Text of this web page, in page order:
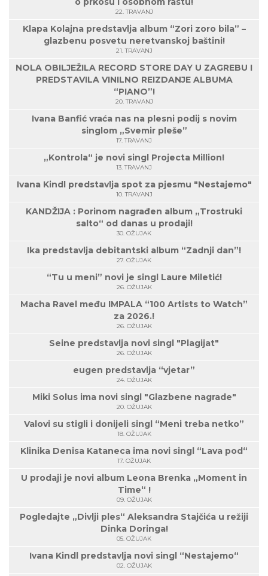
22. TRAVANJ
Klapa Kolajna predstavlja album “Zori zoro bila” –
glazbenu posvetu neretvanskoj baštini!
21. TRAVANJ
NOLA OBILJEŽILA RECORD STORE DAY U ZAGREBU I
PREDSTAVILA VINILNO REIZDANJE ALBUMA
“PIANO”!
20. TRAVANJ
Ivana Banfić vraća nas na plesni podij s novim
singlom „Svemir pleše”
17. TRAVANJ
„Kontrola“ je novi singl Projecta Million!
13. TRAVANJ
Ivana Kindl predstavlja spot za pjesmu "Nestajemo"
10. TRAVANJ
KANDŽIJA : Porinom nagrađen album „Trostruki
salto“ od danas u prodaji!
30. OŽUJAK
Ika predstavlja debitantski album “Zadnji dan”!
27. OŽUJAK
“Tu u meni” novi je singl Laure Miletić!
26. OŽUJAK
Macha Ravel među IMPALA “100 Artists to Watch”
za 2026.!
26. OŽUJAK
Seine predstavlja novi singl "Plagijat"
26. OŽUJAK
eugen predstavlja “vjetar”
24. OŽUJAK
Miki Solus ima novi singl "Glazbene nagrade"
20. OŽUJAK
Valovi su stigli i donijeli singl “Meni treba netko”
18. OŽUJAK
Klinika Denisa Kataneca ima novi singl “Lava pod“
17. OŽUJAK
U prodaji je novi album Leona Brenka „Moment in
Time“ !
09. OŽUJAK
Pogledajte „Divlji ples“ Aleksandra Stajčića u režiji
Dinka Doringa!
05. OŽUJAK
Ivana Kindl predstavlja novi singl “Nestajemo“
02. OŽUJAK